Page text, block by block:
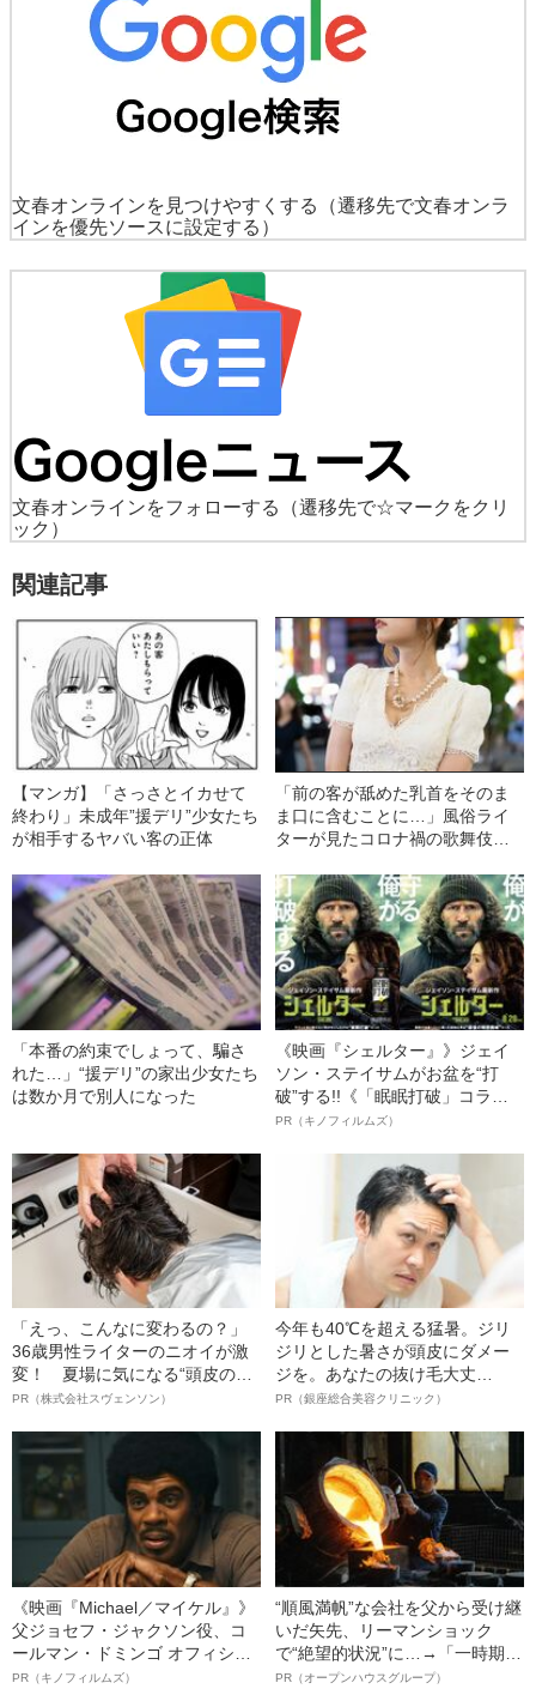
文春オンラインを見つけやすくする
（遷移先で文春オンラ
インを優先ソースに設定する）
文春オンラインをフォローする
（遷移先で☆マークをクリ
ック）
関連記事
【マンガ】「さっさとイカせて
終わり」未成年”援デリ”少女たち
が相手するヤバい客の正体
「前の客が舐めた乳首をそのま
ま口に含むことに…」風俗ライ
ターが見たコロナ禍の歌舞伎町
「本番の約束でしょって、騙さ
れた…」“援デリ”の家出少女たち
は数か月で別人になった
《映画『シェルター』》ジェイ
ソン・ステイサムがお盆を“打
破”する!!《「眠眠打破」コラ
ボ》
PR（キノフィルムズ）
「えっ、こんなに変わるの？」
36歳男性ライターのニオイが激
変！ 夏場に気になる“頭皮のニ
オイ”や“ベタつき”を解消す
ト”が生み出した徹底ケアとは
PR（株式会社スヴェンソン）
今年も40℃を超える猛暑。ジリ
ジリとした暑さが頭皮にダメー
ジを。あなたの抜け毛大丈
夫！？
PR（銀座総合美容クリニック）
《映画『Michael／マイケル』》
父ジョセフ・ジャクソン役、コ
ールマン・ドミンゴ オフィシャ
ルインタビュー“観客を魅了した
PR（キノフィルムズ）
“順風満帆”な会社を父から受け継
いだ矢先、リーマンショック
で“絶望的状況”に…→「一時期は
納品3年待ち」のヒット商品を生
PR（オープンハウスグループ）